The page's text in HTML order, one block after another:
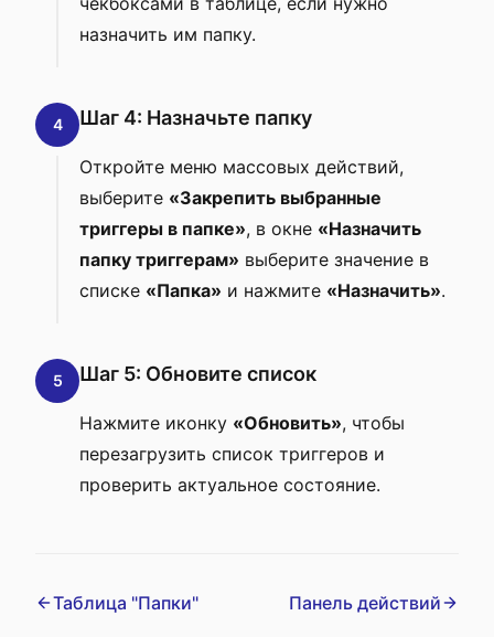
назначить им папку.
4 Шаг 4: Назначьте папку
Откройте меню массовых действий,
выберите «Закрепить выбранные
триггеры в папке», в окне «Назначить
папку триггерам» выберите значение в
списке «Папка» и нажмите «Назначить».
5 Шаг 5: Обновите список
Нажмите иконку «Обновить», чтобы
перезагрузить список триггеров и
проверить актуальное состояние.
Таблица "Папки" Панель действий